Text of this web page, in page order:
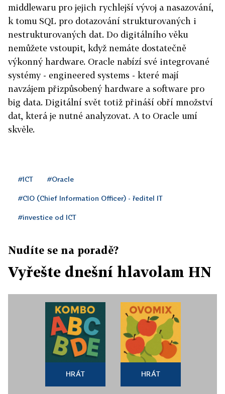
middlewaru pro jejich rychlejší vývoj a nasazování,
k tomu SQL pro dotazování strukturovaných i
nestrukturovaných dat. Do digitálního věku
nemůžete vstoupit, když nemáte dostatečně
výkonný hardware. Oracle nabízí své integrované
systémy - engineered systems - které mají
navzájem přizpůsobený hardware a software pro
big data. Digitální svět totiž přináší obří množství
dat, která je nutné analyzovat. A to Oracle umí
skvěle.
#ICT #Oracle
#CIO (Chief Information Officer) - ředitel IT
#investice od ICT
Nudíte se na poradě?
Vyřešte dnešní hlavolam HN
HRÁT HRÁT